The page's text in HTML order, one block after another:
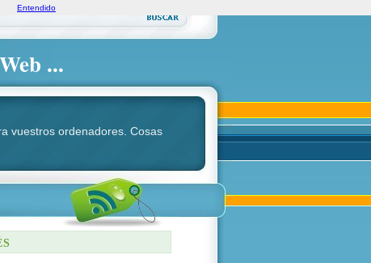
...
vuestros ordenadores. Cosas
Entendido